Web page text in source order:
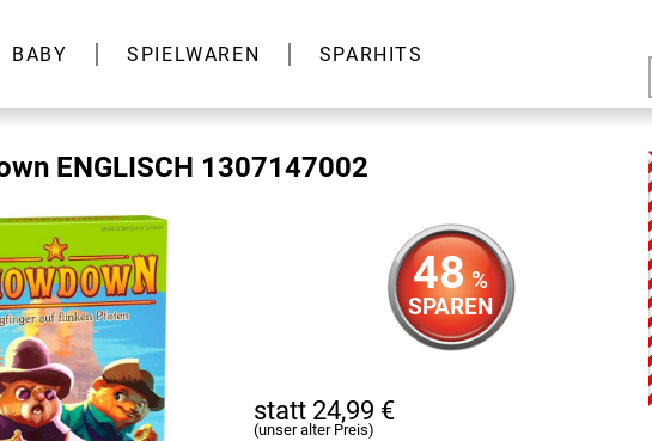
BABY SPIELWAREN SPARHITS
ENGLISCH 1307147002
48 %
SPAREN
statt 24,99 €
(unser alter Preis)